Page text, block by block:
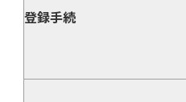
登録手続